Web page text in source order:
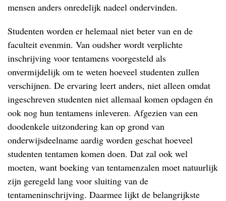
mensen anders onredelijk nadeel ondervinden.
Studenten worden er helemaal niet beter van en de
faculteit evenmin. Van oudsher wordt verplichte
inschrijving voor tentamens voorgesteld als
onvermijdelijk om te weten hoeveel studenten zullen
verschijnen. De ervaring leert anders, niet alleen omdat
ingeschreven studenten niet allemaal komen opdagen én
ook nog hun tentamens inleveren. Afgezien van een
doodenkele uitzondering kan op grond van
onderwijsdeelname aardig worden geschat hoeveel
studenten tentamen komen doen. Dat zal ook wel
moeten, want boeking van tentamenzalen moet natuurlijk
zijn geregeld lang voor sluiting van de
tentameninschrijving. Daarmee lijkt de belangrijkste